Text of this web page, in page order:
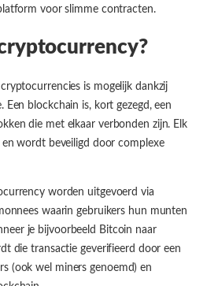
voor slimme contracten.
is mogelijk dankzij
Een blockchain is, kort gezegd, een
die met elkaar verbonden zijn. Elk
wordt beveiligd door complexe
worden uitgevoerd via
waarin gebruikers hun munten
je bijvoorbeeld Bitcoin naar
die transactie geverifieerd door een
(ook wel miners genoemd) en